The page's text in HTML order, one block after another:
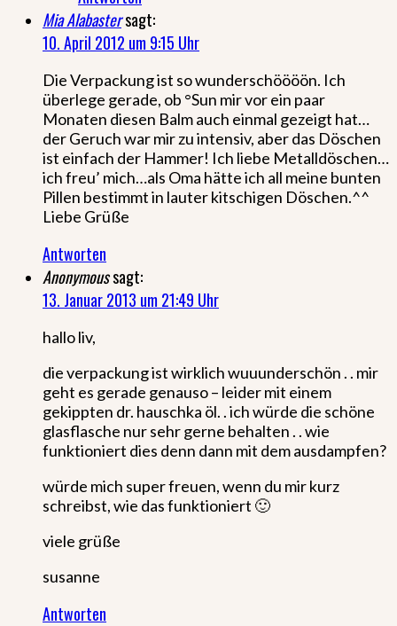
Mia Alabastersagt:
10. April 2012 um 9:15 Uhr
Die Verpackung ist so wunderschöööön. Ich
überlege gerade, ob °Sun mir vor ein paar
Monaten diesen Balm auch einmal gezeigt hat…
der Geruch war mir zu intensiv, aber das Döschen
ist einfach der Hammer! Ich liebe Metalldöschen…
ich freu’ mich…als Oma hätte ich all meine bunten
Pillen bestimmt in lauter kitschigen Döschen.^^
Liebe Grüße
Antworten
Anonymoussagt:
13. Januar 2013 um 21:49 Uhr
hallo liv,
die verpackung ist wirklich wuuunderschön . . mir
geht es gerade genauso – leider mit einem
gekippten dr. hauschka öl. . ich würde die schöne
glasflasche nur sehr gerne behalten . . wie
funktioniert dies denn dann mit dem ausdampfen?
würde mich super freuen, wenn du mir kurz
schreibst, wie das funktioniert 🙂
viele grüße
susanne
Antworten